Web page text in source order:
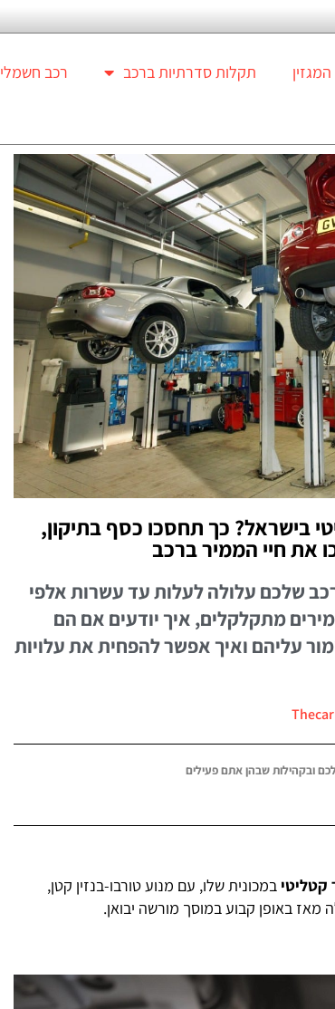
המגזין תקלות סדרתיות ברכב רכב חשמלי
בישראל? כך תחסכו כסף בתיקון,
את חיי הממיר ברכב
שלכם עלולה לעלות עד עשרות אלפי
מתקלקלים, איך יודעים אם הם
עליהם ואיך אפשר להפחית את עלויות
ובקהילות שבהן אתם פעילים
קטליטי במכונית שלו, עם מנוע טורבו-בנזין קטן,